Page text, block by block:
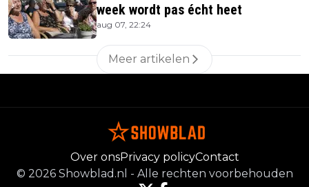
week wordt pas écht heet
aug 07, 22:24
Meer artikelen
Over onsPrivacy policyContact
© 2026 Showblad.nl - Alle rechten voorbehouden